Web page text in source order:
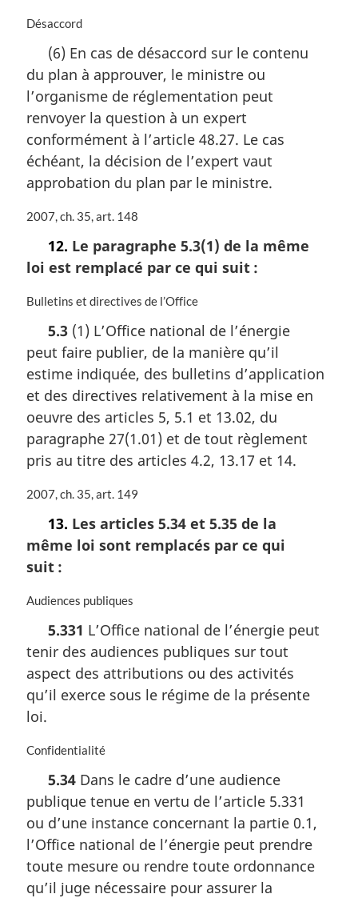
N
e
m
r
g
i
a
e
Désaccord
(6) En cas de désaccord sur le contenu
du plan à approuver, le ministre ou
l’organisme de réglementation peut
renvoyer la question à un expert
conformément à l’article 48.27. Le cas
échéant, la décision de l’expert vaut
approbation du plan par le ministre.
N
e
a
i
l
e
:
2007, ch. 35, art. 148
12. Le paragraphe 5.3(1) de la même
loi est remplacé par ce qui suit :
N
e
m
r
g
i
n
a
e
Bulletins et directives de l’Office
5.3 (1) L’Office national de l’énergie
peut faire publier, de la manière qu’il
estime indiquée, des bulletins d’application
et des directives relativement à la mise en
oeuvre des articles 5, 5.1 et 13.02, du
paragraphe 27(1.01) et de tout règlement
pris au titre des articles 4.2, 13.17 et 14.
N
e
m
r
n
a
l
e
:
2007, ch. 35, art. 149
13. Les articles 5.34 et 5.35 de la
même loi sont remplacés par ce qui
suit :
N
e
m
r
g
n
e
:
Audiences publiques
5.331 L’Office national de l’énergie peut
tenir des audiences publiques sur tout
aspect des attributions ou des activités
qu’il exerce sous le régime de la présente
loi.
N
e
m
r
g
i
Confidentialité
5.34 Dans le cadre d’une audience
publique tenue en vertu de l’article 5.331
ou d’une instance concernant la partie 0.1,
l’Office national de l’énergie peut prendre
toute mesure ou rendre toute ordonnance
qu’il juge nécessaire pour assurer la